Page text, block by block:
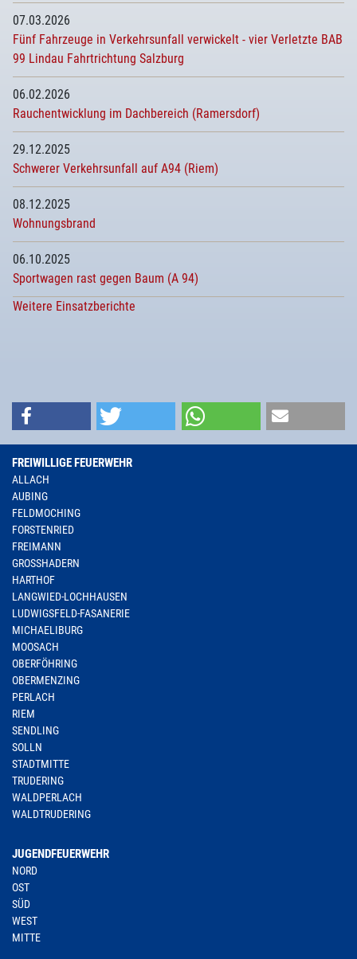
07.03.2026
Fünf Fahrzeuge in Verkehrsunfall verwickelt - vier Verletzte BAB
99 Lindau Fahrtrichtung Salzburg
06.02.2026
Rauchentwicklung im Dachbereich (Ramersdorf)
29.12.2025
Schwerer Verkehrsunfall auf A94 (Riem)
08.12.2025
Wohnungsbrand
06.10.2025
Sportwagen rast gegen Baum (A 94)
Weitere Einsatzberichte
FREIWILLIGE FEUERWEHR
ALLACH
AUBING
FELDMOCHING
FORSTENRIED
FREIMANN
GROSSHADERN
HARTHOF
LANGWIED-LOCHHAUSEN
LUDWIGSFELD-FASANERIE
MICHAELIBURG
MOOSACH
OBERFÖHRING
OBERMENZING
PERLACH
RIEM
SENDLING
SOLLN
STADTMITTE
TRUDERING
WALDPERLACH
WALDTRUDERING
JUGENDFEUERWEHR
NORD
OST
SÜD
WEST
MITTE